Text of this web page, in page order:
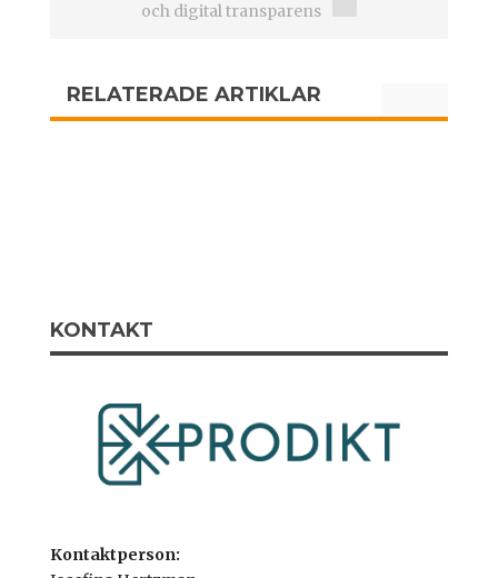
och digital transparens
RELATERADE ARTIKLAR
KONTAKT
Kontaktperson: